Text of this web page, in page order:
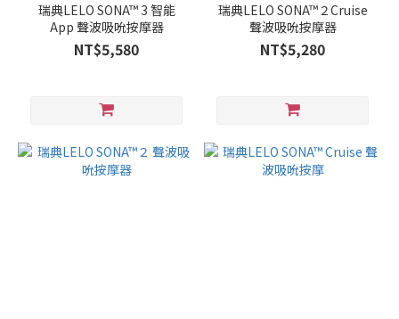
瑞典LELO SONA™ 3 智能
App 聲波吸吮按摩器
NT$5,580
瑞典LELO SONA™２Cruise
聲波吸吮按摩器
NT$5,280